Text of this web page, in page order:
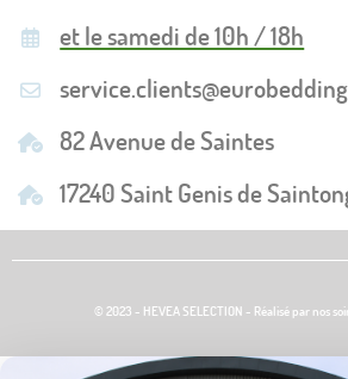
et le samedi de 10h / 18h
82 Avenue de Saintes
17240 Saint Genis de
© 2023 - HEVEA SELECTION - Réalisé par nos